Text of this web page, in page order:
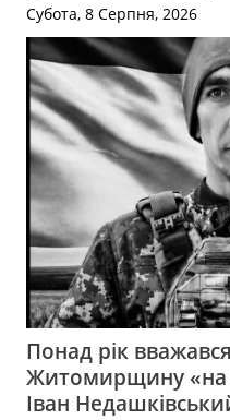
Субота, 8 Серпня, 2026
Понад рік
Житомирщину «на
Іван